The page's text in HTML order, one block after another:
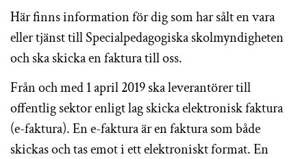
Här finns information för dig som har sålt en vara
eller tjänst till Specialpedagogiska skolmyndigheten
och ska skicka en faktura till oss.
Från och med 1 april 2019 ska leverantörer till
offentlig sektor enligt lag skicka elektronisk faktura
(e-faktura). En e-faktura är en faktura som både
skickas och tas emot i ett elektroniskt format. En